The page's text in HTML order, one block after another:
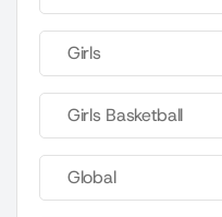
Girls
Girls Basketball
Global